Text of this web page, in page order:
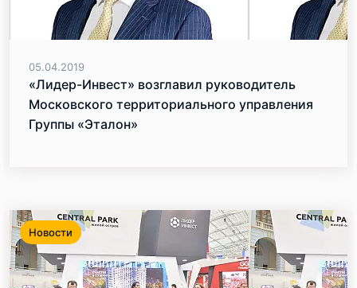
05.04.2019
«Лидер-Инвест» возглавил руководитель
Московского территориального управления
Группы «Эталон»
Новости